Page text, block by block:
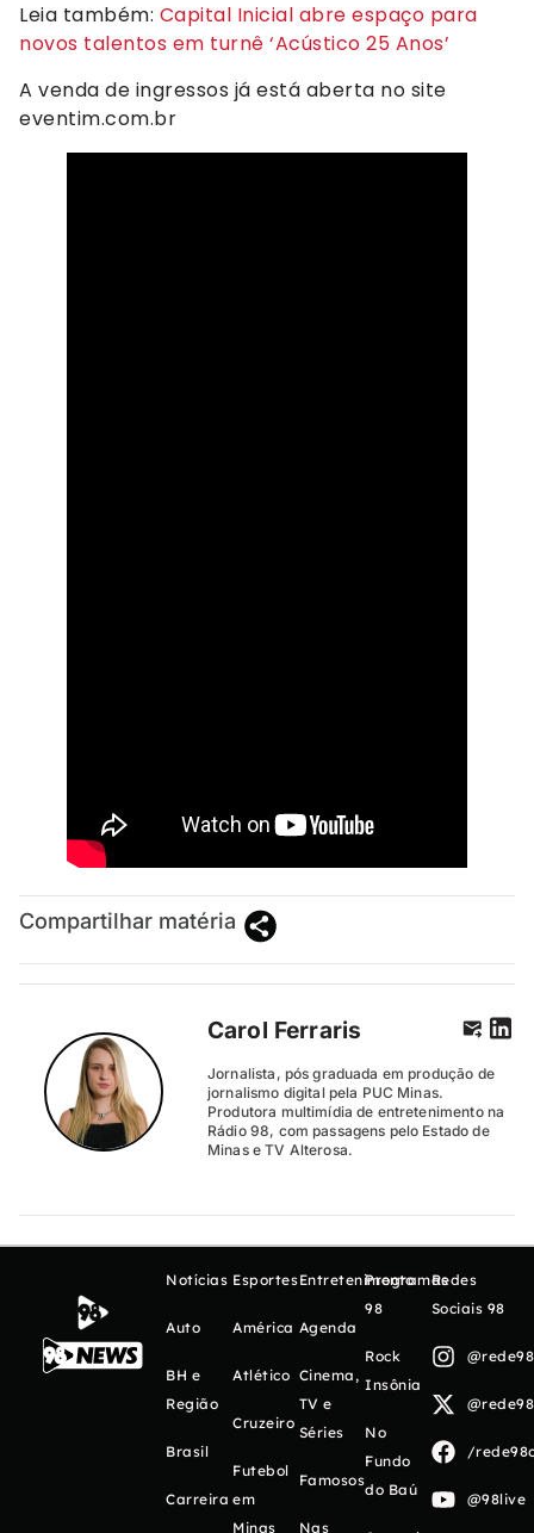
Leia também: Capital Inicial abre espaço para
novos talentos em turnê ‘Acústico 25 Anos’
A venda de ingressos já está aberta no site
eventim.com.br
Compartilhar matéria
Carol Ferraris
Jornalista, pós graduada em produção de
jornalismo digital pela PUC Minas.
Produtora multimídia de entretenimento na
Rádio 98, com passagens pelo Estado de
Minas e TV Alterosa.
Notícias
Auto
BH e
Região
Brasil
Carreira
Esportes
América
Atlético
Cruzeiro
Futebol
em
Minas
Entretenimento
Agenda
Cinema,
TV e
Séries
Famosos
Nas
Programas
98
Rock
Insônia
No
Fundo
do Baú
Redes
Sociais 98
/
@98live